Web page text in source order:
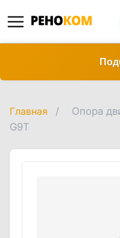
Главная /
Опора
G9T